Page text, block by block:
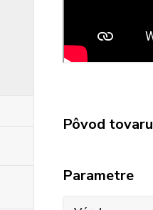
Pôvod tovaru
Parametre